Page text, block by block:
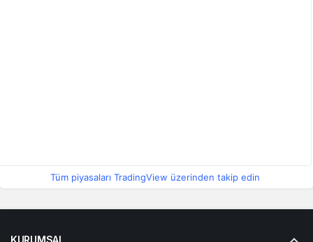
Tüm piyasaları TradingView üzerinden takip edin
KURUMSAL